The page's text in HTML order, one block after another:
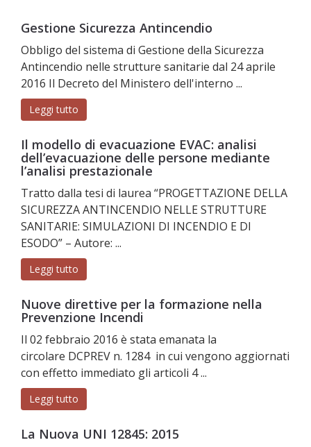
Gestione Sicurezza Antincendio
Obbligo del sistema di Gestione della Sicurezza
Antincendio nelle strutture sanitarie dal 24 aprile
2016 Il Decreto del Ministero dell'interno ...
Leggi tutto
Il modello di evacuazione EVAC: analisi
dell’evacuazione delle persone mediante
l’analisi prestazionale
Tratto dalla tesi di laurea “PROGETTAZIONE DELLA
SICUREZZA ANTINCENDIO NELLE STRUTTURE
SANITARIE: SIMULAZIONI DI INCENDIO E DI
ESODO” – Autore: ...
Leggi tutto
Nuove direttive per la formazione nella
Prevenzione Incendi
Il 02 febbraio 2016 è stata emanata la
circolare DCPREV n. 1284 in cui vengono aggiornati
con effetto immediato gli articoli 4 ...
Leggi tutto
La Nuova UNI 12845: 2015